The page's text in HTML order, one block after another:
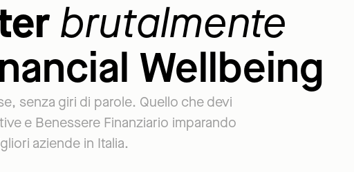
brutalmente
Wellbeing
senza giri di parole. Quello che devi
e Benessere Finanziario imparando
aziende in Italia.